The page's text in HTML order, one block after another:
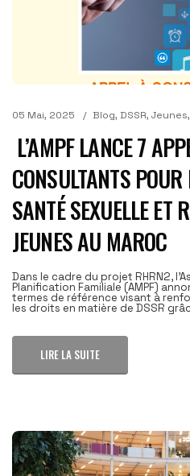
05 Mai, 2025 Blog, DSSR, Jeunes,
L’AMPF LANCE 7
CONSULTANTS
SANTÉ SEXUELLE ET
JEUNES AU MAROC
Dans le cadre du projet RHRN2,
Planification Familiale (AMPF)
termes de référence visant à
les droits en matière de DSSR
LIRE LA SUITE